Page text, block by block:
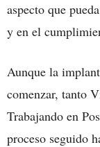
aspecto que
y en el
Aunque la
comenzar, tanto
Trabajando en
proceso seguido